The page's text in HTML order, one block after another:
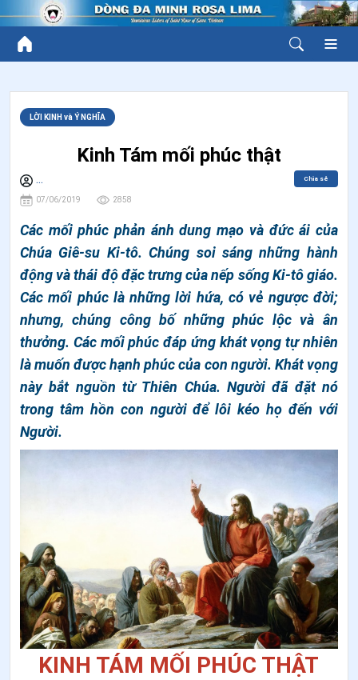
LỜI KINH và Ý NGHĨA
Kinh Tám mối phúc thật
...
07/06/2019 2858
Chia sẻ
Các mối phúc phản ánh dung mạo và đức ái của
Chúa Giê-su Ki-tô. Chúng soi sáng những hành
động và thái độ đặc trưng của nếp sống Ki-tô giáo.
Các mối phúc là những lời hứa, có vẻ ngược đời;
nhưng, chúng công bố những phúc lộc và ân
thưởng. Các mối phúc đáp ứng khát vọng tự nhiên
là muốn được hạnh phúc của con người. Khát vọng
này bắt nguồn từ Thiên Chúa. Người đã đặt nó
trong tâm hồn con người để lôi kéo họ đến với
Người.
KINH TÁM MỐI PHÚC THẬT